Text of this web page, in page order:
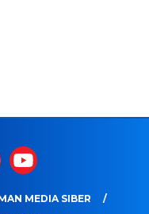
MEDIA SIBER